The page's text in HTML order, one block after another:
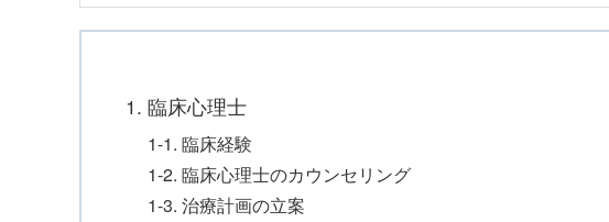
1. 臨床心理士
1-1. 臨床経験
1-2. 臨床心理士のカウンセリング
1-3. 治療計画の立案